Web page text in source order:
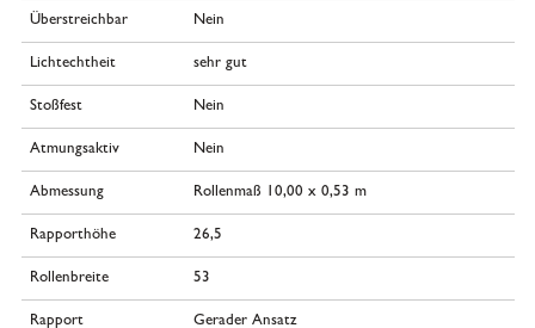
Überstreichbar Nein
Lichtechtheit sehr gut
Stoßfest Nein
Atmungsaktiv Nein
Abmessung Rollenmaß 10,00 x 0,53 m
Rapporthöhe 26,5
Rollenbreite 53
Rapport Gerader Ansatz